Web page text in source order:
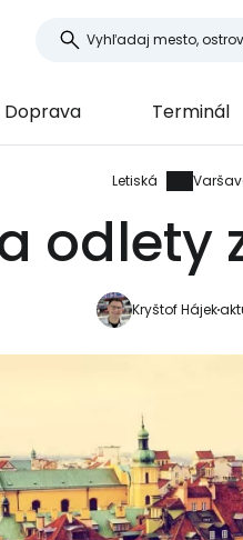
Doprava Terminál
Letiská
odlety
Kryštof Hájek